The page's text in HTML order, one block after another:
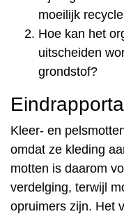
moeilijk
Hoe kan het
uitscheiden
grondstof?
Kleer- en
omdat ze kleding
motten is daarom
verdelging, terwijl
opruimers zijn. Het